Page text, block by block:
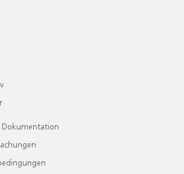
Dokumentation